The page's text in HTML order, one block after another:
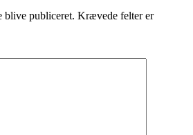
blive publiceret. Krævede felter er